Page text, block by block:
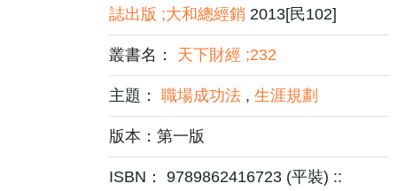
誌出版 ;大和總經銷 2013[民102]
叢書名： 天下財經 ;232
主題：職場成功法 ,生涯規劃
版本：第一版
ISBN： 9789862416723 (平裝) ::